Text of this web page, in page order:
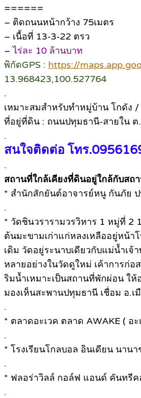
======
– ติดถนนหน้ากว้าง 75เมตร
– เนื้อที่ 13-3-22 ตรว
–ไร่ละ 10 ล้านบาท
พิกัดGPS : https://
13.968423,100.527764
.
เหมาะสมสำหรับทำหมู่บ้าน โกดัง
ที่อยู่ที่ดิน : ถนนปทุมธานี-สายใน ต
.
สนใจติดต่อ โทร
.
สถานที่ใกล้เคียงที่ดินอยู่ใกล้กับสถ
* สำนักสักยันต์อาจารย์หนู กันภัย
.
* วัดชินวรารามวรวิหาร 1 หมู่ที่ 2
ต้นมะขามเก่าแก่หลงเหลืออยู่หน้า
เดิม วัดอยู่ระนาบเดียวกับแม่น้ำเ
หลายอย่างในวัดดูใหม่ เค้าการก่
ริมน้ำเหมาะเป็นสถานที่พักผ่อน ให้
มองเห็นสะพานปทุมธานี เชื่อม อ.เ
.
* ตลาดอะเวค ตลาด AWAKE ( อ
.
* โรงเรียนโกลบอล อินเดียน นาน
.
* ฟลอร่าวิลล์ กอล์ฟ แอนด์ คันทรีค
.